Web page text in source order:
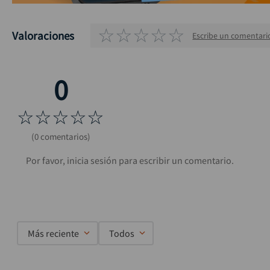
Valoraciones ☆☆☆☆☆ Escribe un
☆☆☆☆☆
(0 comentarios)
Más reciente Todos